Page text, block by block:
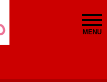
MENU